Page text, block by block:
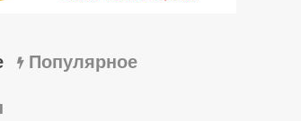
Популярное